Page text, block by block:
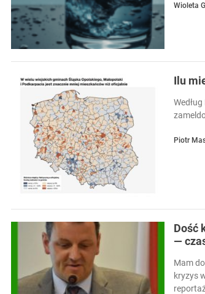
Wioleta
Ilu
Piotr
Dość
—
Mam
kryzys